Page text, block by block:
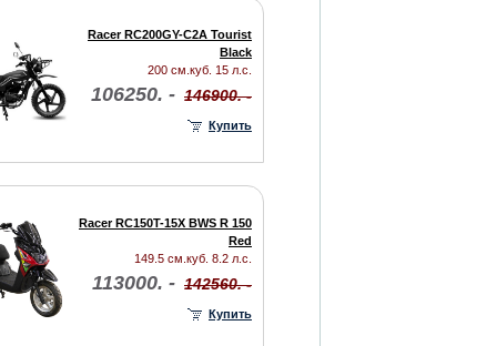
Racer RC200GY-C2A Tourist
Black
200 см.куб. 15 л.с.
106250. - 146900. -
Купить
Racer RC150T-15X BWS R 150
Red
149.5 см.куб. 8.2 л.с.
113000. - 142560. -
Купить